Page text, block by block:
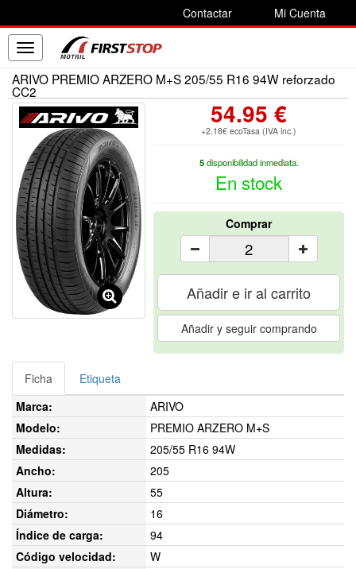
Contactar Mi Cuenta
Toggle
navigation
ARIVO PREMIO ARZERO M+S 205/55 R16 94W reforzado
CC2
54.95 €
+2.18€ ecoTasa (IVA inc.)
5disponibilidad inmediata.
En stock
Comprar
Añadir e ir al carrito
Añadir y seguir comprando
Ficha
Etiqueta
Marca:
ARIVO
Modelo:
PREMIO ARZERO M+S
Medidas:
205/55 R16 94W
Ancho:
205
Altura:
55
Diámetro:
16
Índice de carga:
94
Código velocidad:
W